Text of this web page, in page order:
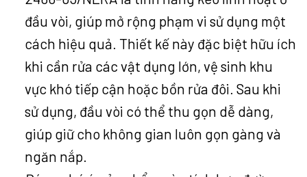
đầu vòi, giúp mở rộng phạm vi sử dụng một
cách hiệu quả. Thiết kế này đặc biệt hữu ích
khi cần rửa các vật dụng lớn, vệ sinh khu
vực khó tiếp cận hoặc bồn rửa đôi. Sau khi
sử dụng, đầu vòi có thể thu gọn dễ dàng,
giúp giữ cho không gian luôn gọn gàng và
ngăn nắp.